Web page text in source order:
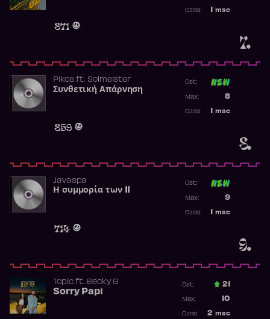
7.
871
msc
Czas:
8.
Pikosft. Solmeister
Συνθετική Απάρνηση
859
Ost:
8
Max:
msc
Czas:
9.
Javaspa
Η συμμορία των 11
714
Ost:
9
Max:
msc
Czas:
Topicft. Becky G
Sorry Papi
Ost.: 21
10
Max:
2 msc
Czas: